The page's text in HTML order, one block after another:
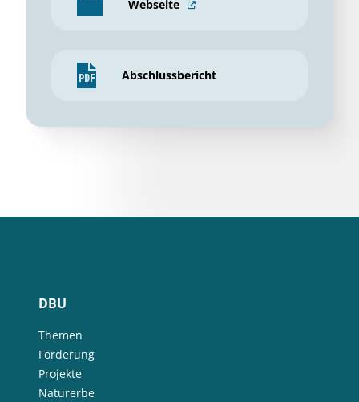
Webseite
Abschlussbericht
DBU
Themen
Förderung
Projekte
Naturerbe